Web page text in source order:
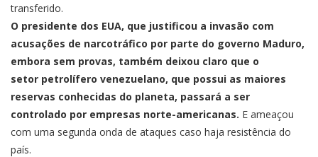
transferido.
O presidente dos EUA, que justificou a invasão com
acusações de narcotráfico por parte do governo Maduro,
embora sem provas, também deixou claro que o
setor petrolífero venezuelano, que possui as maiores
reservas conhecidas do planeta, passará a ser
controlado por empresas norte-americanas. E ameaçou
com uma segunda onda de ataques caso haja resistência do
país.